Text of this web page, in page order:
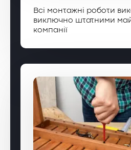
Всі монтажні роботи
виключно штатними
компанії